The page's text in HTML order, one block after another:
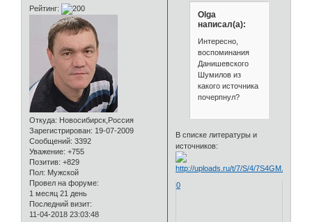
Рейтинг:
Откуда: Новосибирск,Россия
Зарегистрирован: 19-07-2009
Сообщений: 3392
Уважение: +755
Позитив: +829
Пол: Мужской
Провел на форуме:
1 месяц 21 день
Последний визит:
11-04-2018 23:03:48
Olga
написал(а):
Интересно,
воспоминания
Данишевского
Шумилов из
какого источника
почерпнул?
В списке литературы и
источников:
0